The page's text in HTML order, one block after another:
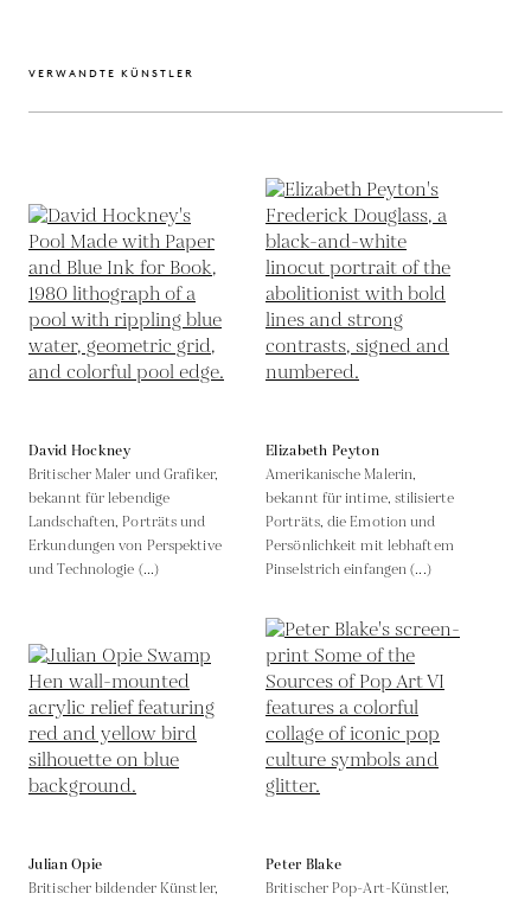
VERWANDTE KÜNSTLER
David Hockney
Britischer Maler und Grafiker,
bekannt für lebendige
Landschaften, Porträts und
Erkundungen von Perspektive
und Technologie (...)
Elizabeth Peyton
Amerikanische Malerin,
bekannt für intime, stilisierte
Porträts, die Emotion und
Persönlichkeit mit lebhaftem
Pinselstrich einfangen (...)
Julian Opie
Britischer bildender Künstler,
Peter Blake
Britischer Pop-Art-Künstler,